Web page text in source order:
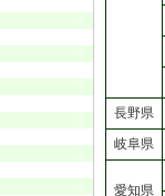
長野県
岐阜県
愛知県